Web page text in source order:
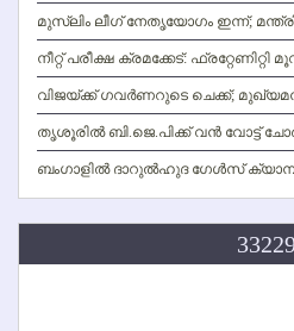
മുസ്ലിം ലീഗ് നേതൃയോഗം ഇന്ന്;
നീറ്റ് പരീക്ഷ ക്രമക്കേട്: ഫ്രറ്റേണിറ്റി
വിജയ്ക്ക് ഗവര്‍ണറുടെ ചെക്ക്;
തൃശൂരില്‍ ബി.ജെ.പിക്ക് വന്‍ വോട്ട്
ബംഗാളില്‍ ദാറുല്‍ഹുദ ഗേള്‍സ്